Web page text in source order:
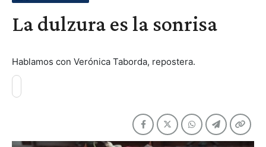
La dulzura es la sonrisa
Hablamos con Verónica Taborda, repostera.